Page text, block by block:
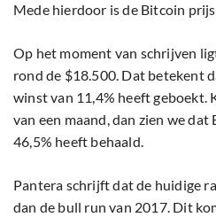
Mede hierdoor is de Bitcoin
Op het moment van schrijven
rond de $18.500. Dat betekent
winst van 11,4% heeft geboekt.
van een maand, dan zien we dat
46,5% heeft behaald.
Pantera schrijft dat de huidige
dan de bull run van 2017. Dit